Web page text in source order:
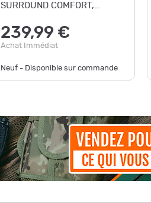
SURROUND COMFORT,
239,99 €
Achat Immédiat
Neuf - Disponible sur commande